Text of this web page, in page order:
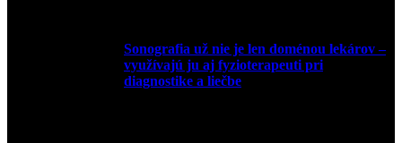
Sonografia už nie je len doménou lekárov –
využívajú ju aj fyzioterapeuti pri
diagnostike a liečbe